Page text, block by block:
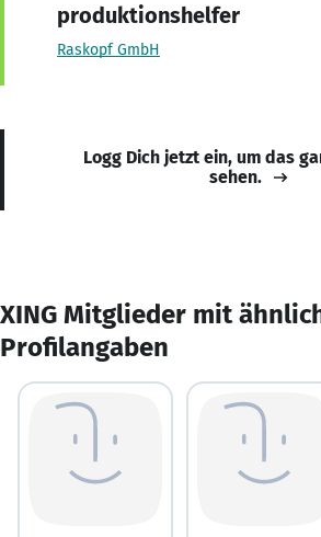
produktionshelfer
Raskopf GmbH
Logg Dich jetzt ein, um das
sehen.
XING Mitglieder mit
Profilangaben